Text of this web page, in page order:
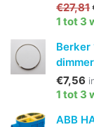
€27,81
1 tot 3
Berker
€7,56
1 tot 3
ABB